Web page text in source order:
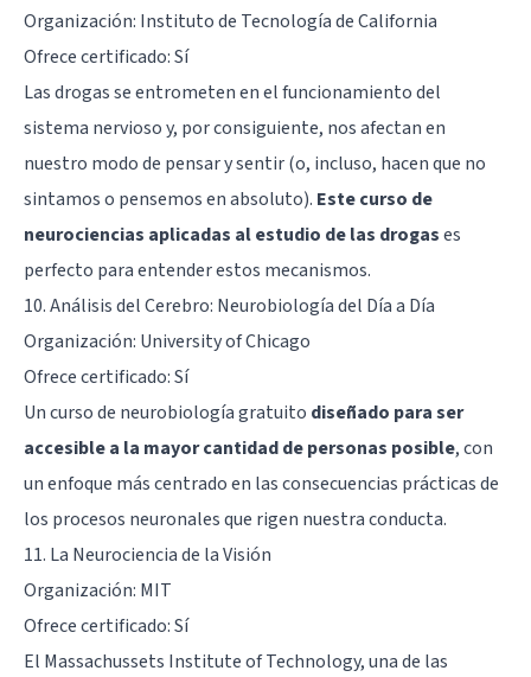
Organización: Instituto de Tecnología de California
Ofrece certificado: Sí
Las drogas se entrometen en el funcionamiento del
sistema nervioso y, por consiguiente, nos afectan en
nuestro modo de pensar y sentir (o, incluso, hacen que no
sintamos o pensemos en absoluto). Este curso de
neurociencias aplicadas al estudio de las drogases
perfecto para entender estos mecanismos.
10.Análisis del Cerebro: Neurobiología del Día a Día
Organización: University of Chicago
Ofrece certificado: Sí
Un curso de neurobiología gratuito diseñado para ser
accesible a la mayor cantidad de personas posible, con
un enfoque más centrado en las consecuencias prácticas de
los procesos neuronales que rigen nuestra conducta.
11. La Neurociencia de la Visión
Organización: MIT
Ofrece certificado: Sí
El Massachussets Institute of Technology, una de las